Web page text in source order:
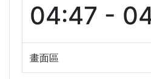
04:47 -
畫面區